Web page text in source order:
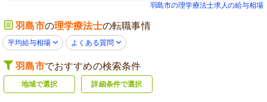
羽島市の理学療法士求人の給与相場
羽島市の理学療法士の転職事情
平均給与相場 よくある質問
羽島市でおすすめの検索条件
地域で選択 詳細条件で選択